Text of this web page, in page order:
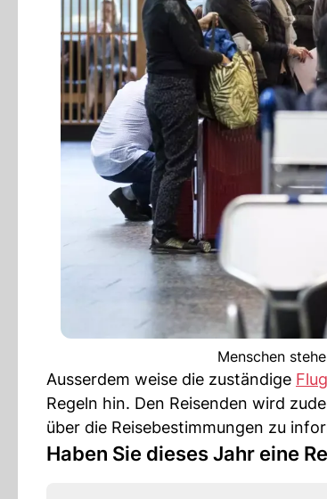
Menschen
Ausserdem weise die zuständige
Regeln hin. Den Reisenden wird
über die Reisebestimmungen zu
Haben Sie dieses Jahr eine